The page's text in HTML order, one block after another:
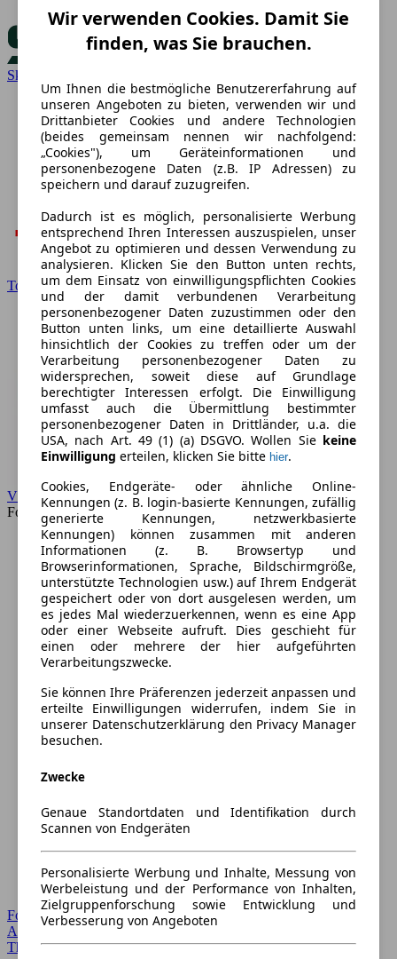
Skoda
Toyota
VW
Forum
Forum Startseite
Alle Auto-Foren
Themen-Forum
Wir verwenden Cookies. Damit Sie
finden, was Sie brauchen.
Um Ihnen die bestmögliche Benutzererfahrung auf
unseren Angeboten zu bieten, verwenden wir und
Drittanbieter Cookies und andere Technologien
(beides gemeinsam nennen wir nachfolgend:
„Cookies"), um Geräteinformationen und
personenbezogene Daten (z.B. IP Adressen) zu
speichern und darauf zuzugreifen.
Dadurch ist es möglich, personalisierte Werbung
entsprechend Ihren Interessen auszuspielen, unser
Angebot zu optimieren und dessen Verwendung zu
analysieren. Klicken Sie den Button unten rechts,
um dem Einsatz von einwilligungspflichten Cookies
und der damit verbundenen Verarbeitung
personenbezogener Daten zuzustimmen oder den
Button unten links, um eine detaillierte Auswahl
hinsichtlich der Cookies zu treffen oder um der
Verarbeitung personenbezogener Daten zu
widersprechen, soweit diese auf Grundlage
berechtigter Interessen erfolgt. Die Einwilligung
umfasst auch die Übermittlung bestimmter
personenbezogener Daten in Drittländer, u.a. die
USA, nach Art. 49 (1) (a) DSGVO. Wollen Sie keine
Einwilligung erteilen, klicken Sie bitte hier.
Cookies, Endgeräte- oder ähnliche Online-
Kennungen (z. B. login-basierte Kennungen, zufällig
generierte Kennungen, netzwerkbasierte
Kennungen) können zusammen mit anderen
Informationen (z. B. Browsertyp und
Browserinformationen, Sprache, Bildschirmgröße,
unterstützte Technologien usw.) auf Ihrem Endgerät
gespeichert oder von dort ausgelesen werden, um
es jedes Mal wiederzuerkennen, wenn es eine App
oder einer Webseite aufruft. Dies geschieht für
einen oder mehrere der hier aufgeführten
Verarbeitungszwecke.
Sie können Ihre Präferenzen jederzeit anpassen und
erteilte Einwilligungen widerrufen, indem Sie in
unserer Datenschutzerklärung den Privacy Manager
besuchen.
Zwecke
Genaue Standortdaten und Identifikation durch
Scannen von Endgeräten
Personalisierte Werbung und Inhalte, Messung von
Werbeleistung und der Performance von Inhalten,
Zielgruppenforschung sowie Entwicklung und
Verbesserung von Angeboten